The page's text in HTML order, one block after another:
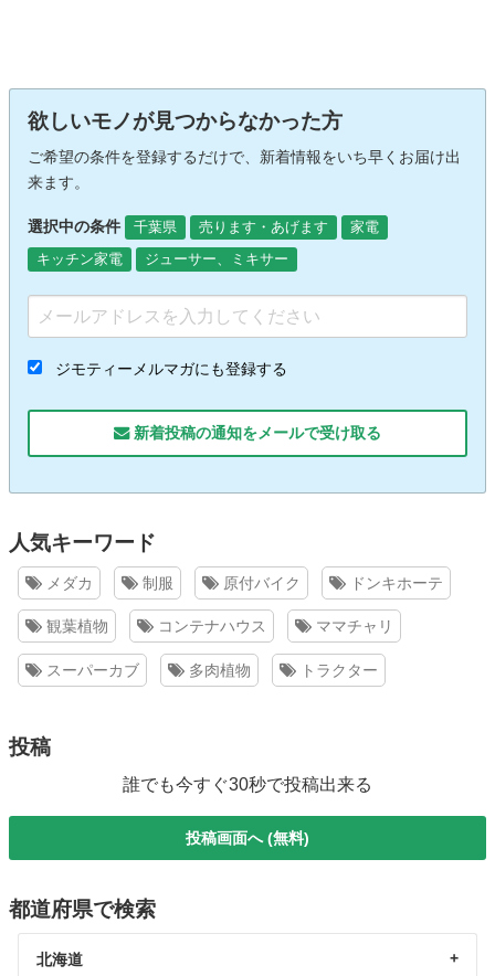
欲しいモノが見つからなかった方
ご希望の条件を登録するだけで、新着情報をいち早くお届け出
来ます。
選択中の条件 千葉県 売ります・あげます
家電
キッチン家電
ジューサー、ミキサー
ジモティーメルマガにも登録する
新着投稿の通知をメールで受け取る
人気キーワード
メダカ 制服 原付バイク ドンキホーテ
観葉植物 コンテナハウス ママチャリ
スーパーカブ 多肉植物 トラクター
投稿
誰でも今すぐ30秒で投稿出来る
投稿画面へ (無料)
都道府県で検索
北海道